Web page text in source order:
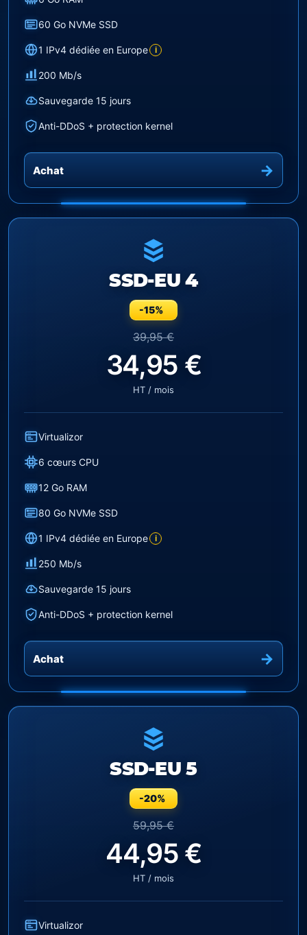
60 Go NVMe SSD
1 IPv4 dédiée en Europe i
200 Mb/s
Sauvegarde 15 jours
Anti-DDoS + protection kernel
Achat
SSD-EU 4
-15%
39,95 €
34,95 €
HT / mois
Virtualizor
6 cœurs CPU
12 Go RAM
80 Go NVMe SSD
1 IPv4 dédiée en Europe i
250 Mb/s
Sauvegarde 15 jours
Anti-DDoS + protection kernel
Achat
SSD-EU 5
-20%
59,95 €
44,95 €
HT / mois
Virtualizor